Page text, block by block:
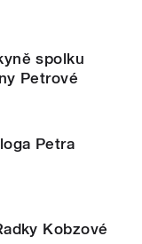
spolku
Petrové
Petra
Kobzové